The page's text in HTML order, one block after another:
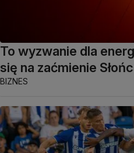
To wyzwanie dla
się na zaćmienie
BIZNES